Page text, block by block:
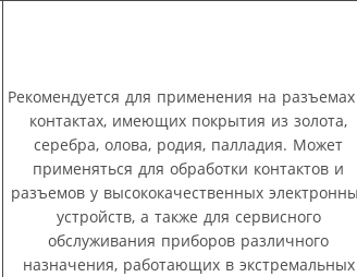
Рекомендуется для применения на
контактах, имеющих покрытия из золота,
серебра, олова, родия, палладия. Может
применяться для обработки контактов и
разъемов у высококачественных
устройств, а также для сервисного
обслуживания приборов различного
назначения, работающих в экстремальных